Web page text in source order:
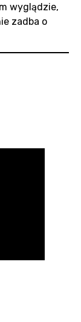
wyglądzie,
zadba o